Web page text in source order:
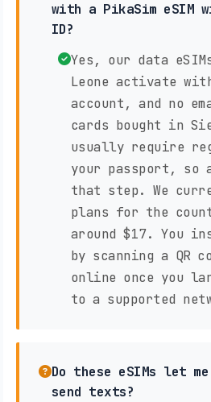
with a PikaSim eSIM
ID?
Yes, our data
Leone activate
account, and no
cards bought in
usually require
your passport, so
that step. We
plans for the
around $17. You
by scanning a QR
online once you
to a supported
Do these eSIMs let
send texts?